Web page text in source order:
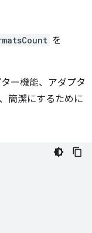
を
ー機能、アダプタ
簡潔にするために